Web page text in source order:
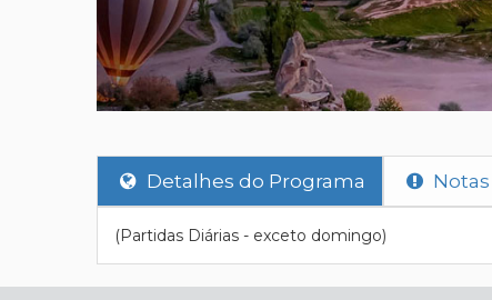
Detalhes do Programa Notas
(Partidas Diárias - exceto domingo)